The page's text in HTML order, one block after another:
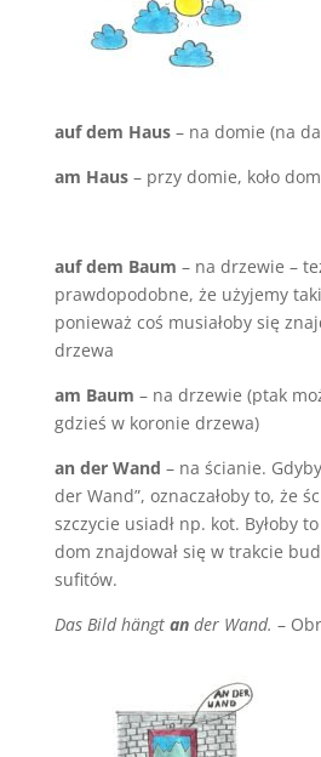
auf dem Haus– na domie (na
am Haus– przy domie, koło
auf dem Baum – na drzewie –
prawdopodobne, że użyjemy
ponieważ coś musiałoby się
drzewa
am Baum – na drzewie (ptak
gdzieś w koronie drzewa)
an der Wand – na ścianie.
der Wand”, oznaczałoby to, że
szczycie usiadł np. kot. Byłoby
dom znajdował się w trakcie
sufitów.
Das Bild hängt ander Wand. –